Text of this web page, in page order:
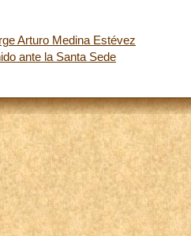
Arturo Medina Estévez
ante la Santa Sede